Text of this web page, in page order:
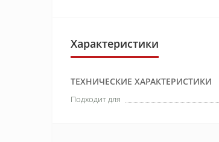
Характеристики
ТЕХНИЧЕСКИЕ ХАРАКТЕРИСТИКИ
Подходит для